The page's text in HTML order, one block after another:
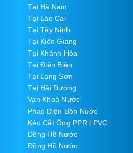
Tại Hà Nam
Tại Lào Cai
Tại Tây Ninh
Tại Kiên Giang
Tại Khánh Hòa
Tại Điện Biên
Tại Lạng Sơn
Tại Hải Dương
Van Khoá Nước
Phao Điện Bồn Nước
Kéo Cắt Ống PPR l PVC
Đồng Hồ Nước
Đồng Hồ Nước